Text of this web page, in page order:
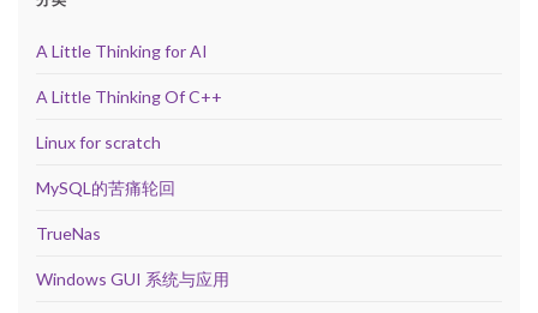
A Little Thinking for AI
A Little Thinking Of C++
Linux for scratch
MySQL的苦痛轮回
TrueNas
Windows GUI 系统与应用